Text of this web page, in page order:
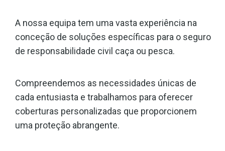
A nossa equipa tem uma vasta experiência na
conceção de soluções específicas para o seguro
de responsabilidade civil caça ou pesca.
Compreendemos as necessidades únicas de
cada entusiasta e trabalhamos para oferecer
coberturas personalizadas que proporcionem
uma proteção abrangente.